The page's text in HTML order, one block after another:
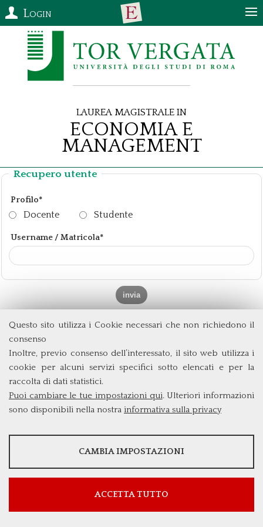
Questo sito utilizza i Cookie necessari che non richiedono il
consenso
Inoltre, previo consenso dell’interessato, il sito web utilizza i
cookie per alcuni servizi specifici sotto elencati e per la
raccolta di dati statistici.
Puoi cambiare le tue impostazioni qui. Ulteriori informazioni
sono disponibili nella nostra informativa sulla privacy
STATISTICHE
Mostra maggiori informazioni
Google Analytics
CAMBIA IMPOSTAZIONI
ACCETTA TUTTO
Login
Laurea Magistrale in
Economia e
Management
Recupero utente
Profilo*
Docente Studente
Username / Matricola*
Università degli Studi di Roma Tor Vergata
Via Columbia, 2
00133 Roma (Italia)
Tel. +39 06 7259 3299/5837
biennio@clem.uniroma2.it